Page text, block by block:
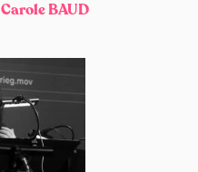
Carole BAUD